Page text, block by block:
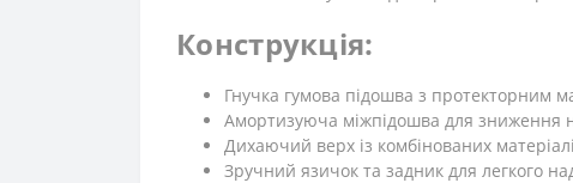
Конструкція:
Гнучка гумова підошва з протекторним
Амортизуюча міжпідошва для зниження
Дихаючий верх із комбінованих
Зручний язичок та задник для легкого